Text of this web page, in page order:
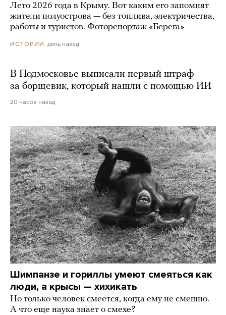
Лето 2026 года в Крыму. Вот каким его запомнят
жители полуострова — без топлива, электричества,
работы и туристов. Фоторепортаж «Берега»
ИСТОРИИ день назад
В Подмосковье выписали первый штраф
за борщевик, который нашли с помощью ИИ
20 часов назад
Шимпанзе и гориллы умеют смеяться как
люди, а крысы — хихикать
Но только человек смеется, когда ему не смешно.
А что еще наука знает о смехе?